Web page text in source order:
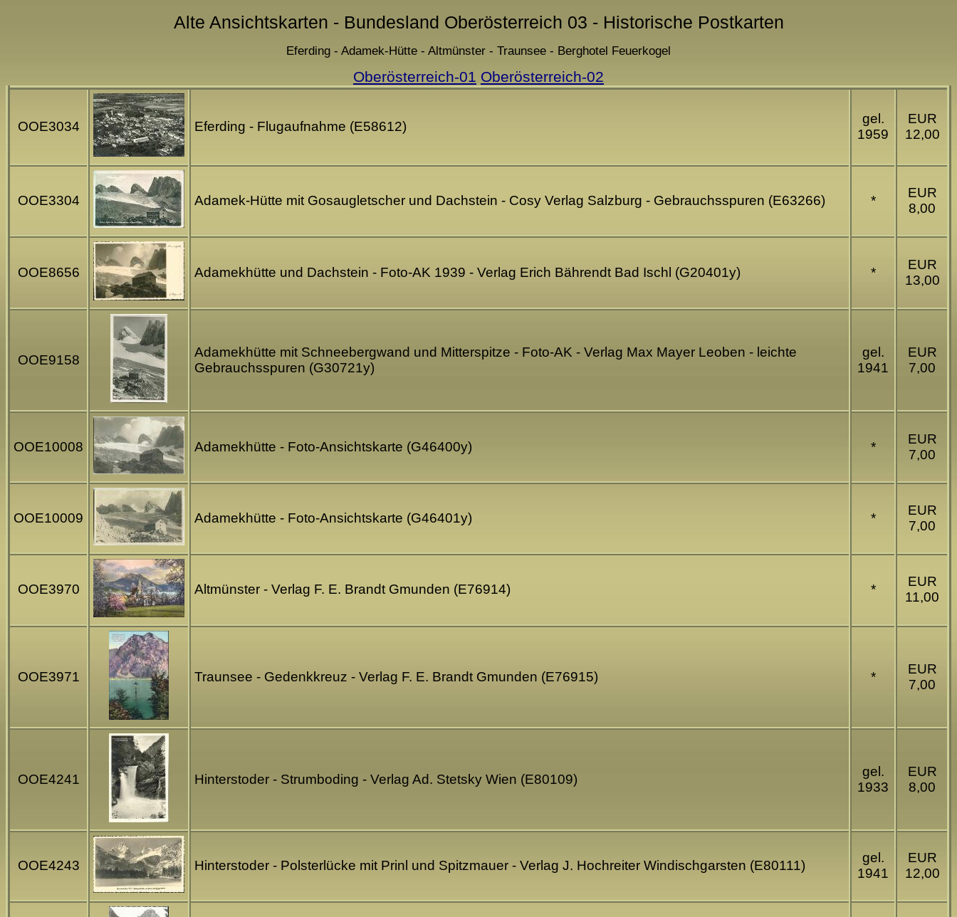
Alte Ansichtskarten - Bundesland Oberösterreich 03 - Historische Postkarten
Eferding - Adamek-Hütte - Altmünster - Traunsee - Berghotel Feuerkogel
Oberösterreich-01 Oberösterreich-02
OOE3034 Eferding - Flugaufnahme (E58612)
gel.
1959
EUR
12,00
OOE3304 Adamek-Hütte mit Gosaugletscher und Dachstein - Cosy Verlag Salzburg - Gebrauchsspuren (E63266) *
EUR
8,00
OOE8656 Adamekhütte und Dachstein - Foto-AK 1939 - Verlag Erich Bährendt Bad Ischl (G20401y) *
EUR
13,00
OOE9158
Adamekhütte mit Schneebergwand und Mitterspitze - Foto-AK - Verlag Max Mayer Leoben - leichte
Gebrauchsspuren (G30721y)
gel.
1941
EUR
7,00
OOE10008 Adamekhütte - Foto-Ansichtskarte (G46400y) *
EUR
7,00
OOE10009 Adamekhütte - Foto-Ansichtskarte (G46401y) *
EUR
7,00
OOE3970 Altmünster - Verlag F. E. Brandt Gmunden (E76914) *
EUR
11,00
OOE3971 Traunsee - Gedenkkreuz - Verlag F. E. Brandt Gmunden (E76915) *
EUR
7,00
OOE4241 Hinterstoder - Strumboding - Verlag Ad. Stetsky Wien (E80109)
gel.
1933
EUR
8,00
OOE4243 Hinterstoder - Polsterlücke mit Prinl und Spitzmauer - Verlag J. Hochreiter Windischgarsten (E80111)
gel.
1941
EUR
12,00